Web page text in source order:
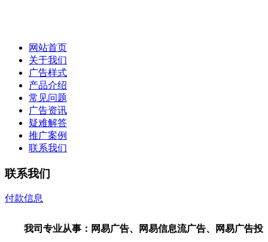
网站首页
关于我们
广告样式
产品介绍
常见问题
广告资讯
疑难解答
推广案例
联系我们
联系我们
付款信息
我司专业从事：网易广告、网易信息流广告、网易广告投